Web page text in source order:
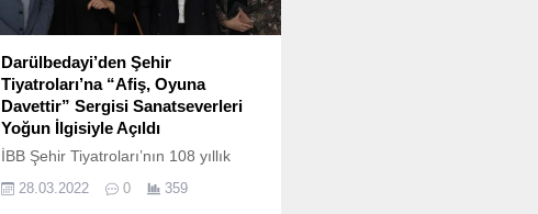
Darülbedayi’den Şehir
Tiyatroları’na “Afiş, Oyuna
Davettir” Sergisi Sanatseverleri
Yoğun İlgisiyle Açıldı
İBB Şehir Tiyatroları’nın 108 yıllık
tiyatro tarihine adını yazdırmış
28.03.2022 0 359